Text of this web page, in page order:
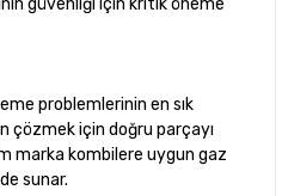
güvenliği için kritik öneme
problemlerinin en sık
çözmek için doğru parçayı
marka kombilere uygun gaz
sunar.